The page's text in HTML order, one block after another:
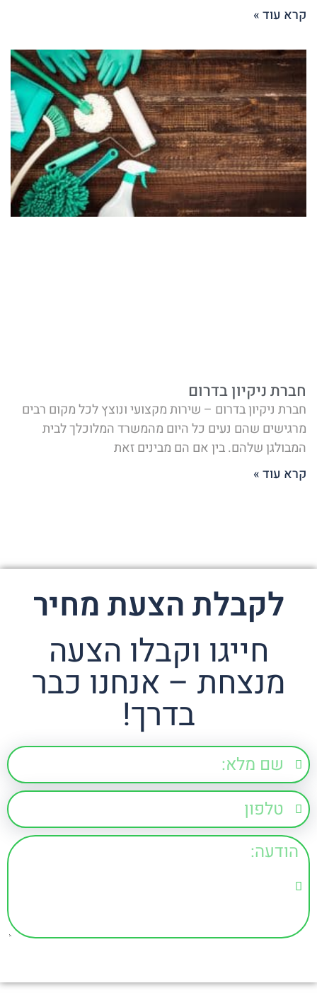
קרא עוד »
חברת ניקיון בדרום
חברת ניקיון בדרום – שירות מקצועי ונוצץ לכל מקום רבים
מרגישים שהם נעים כל היום מהמשרד המלוכלך לבית
המבולגן שלהם. בין אם הם מבינים זאת
קרא עוד »
לקבלת הצעת מחיר
חייגו וקבלו הצעה
מנצחת – אנחנו כבר
בדרך!